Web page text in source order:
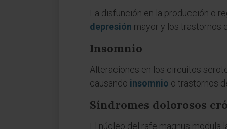
La disfunción en la producción o
depresión mayor y los trastornos
Insomnio
Alteraciones en los circuitos
causando insomnio o trastornos
Síndromes dolorosos
El núcleo del rafe magnus